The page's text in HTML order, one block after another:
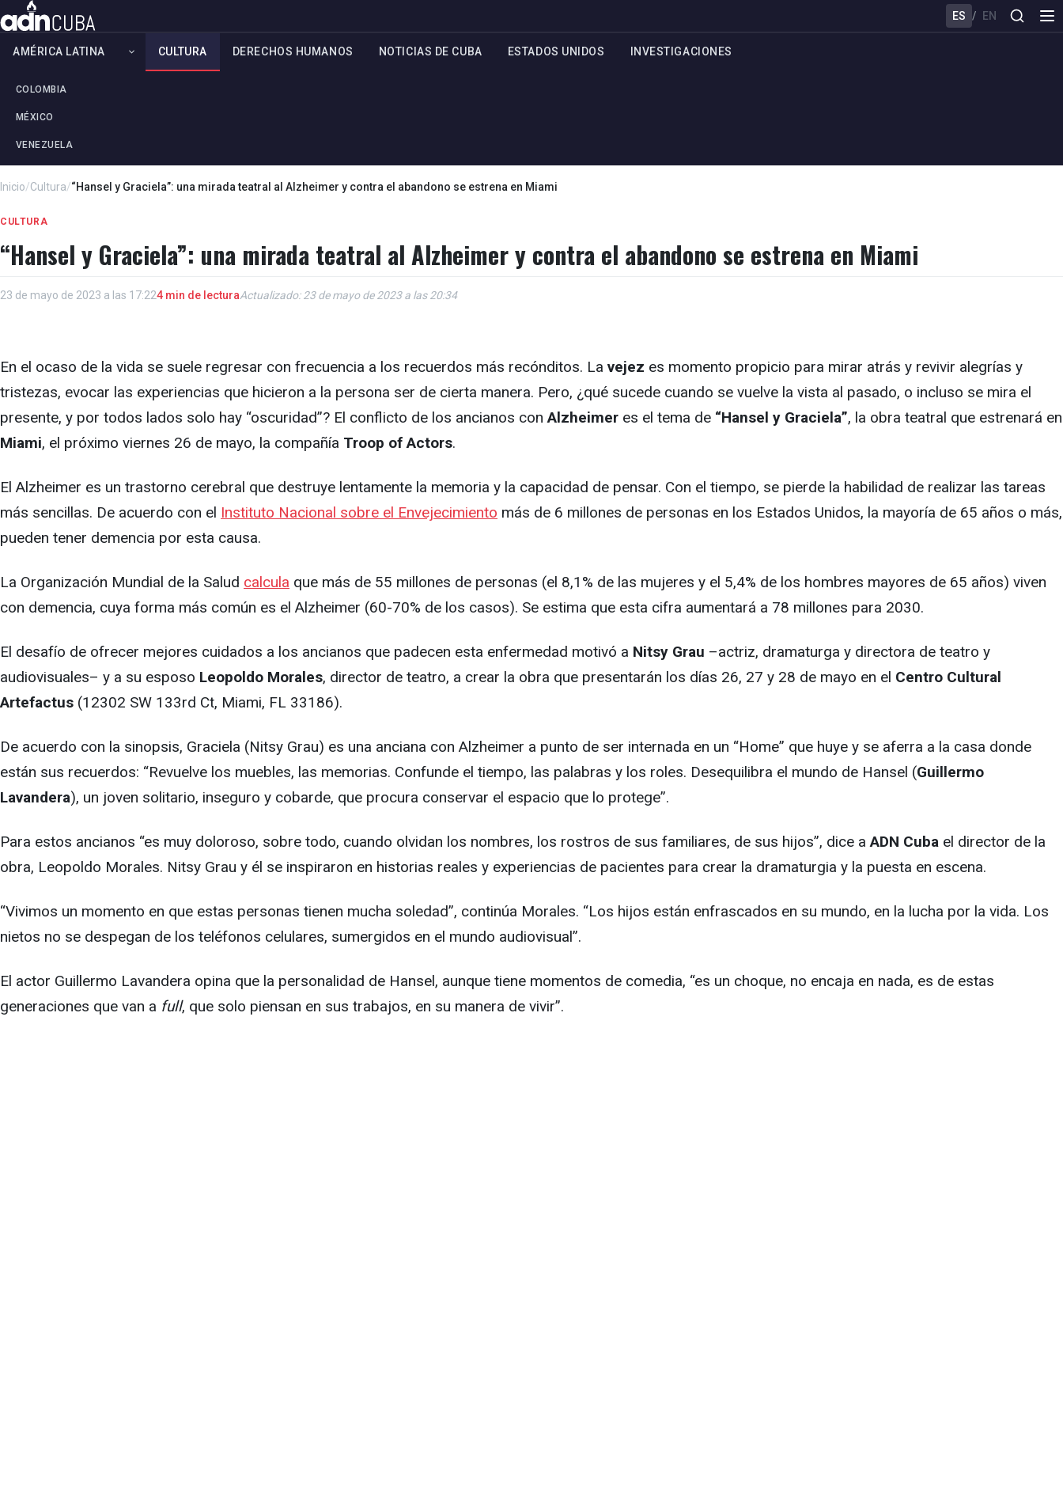
ES / EN
AMÉRICA LATINA
COLOMBIA
MÉXICO
VENEZUELA
CULTURA DERECHOS HUMANOS NOTICIAS DE CUBA ESTADOS UNIDOS INVESTIGACIONES
Inicio/Cultura/“Hansel y Graciela”: una mirada teatral al Alzheimer y contra el abandono se estrena en Miami
CULTURA
“Hansel y Graciela”: una mirada teatral al Alzheimer y contra el abandono se estrena en Miami
23 de mayo de 2023 a las 17:224 min de lecturaActualizado: 23 de mayo de 2023 a las 20:34
En el ocaso de la vida se suele regresar con frecuencia a los recuerdos más recónditos. La vejez es momento propicio para mirar atrás y revivir alegrías y
tristezas, evocar las experiencias que hicieron a la persona ser de cierta manera. Pero, ¿qué sucede cuando se vuelve la vista al pasado, o incluso se mira el
presente, y por todos lados solo hay “oscuridad”? El conflicto de los ancianos conAlzheimer es el tema de “Hansel y Graciela”, la obra teatral que estrenará en
Miami, el próximo viernes 26 de mayo, la compañía Troop of Actors.
El Alzheimer es un trastorno cerebral que destruye lentamente la memoria y la capacidad de pensar. Con el tiempo, se pierde la habilidad de realizar las tareas
más sencillas. De acuerdo con el Instituto Nacional sobre el Envejecimiento más de 6 millones de personas en los Estados Unidos, la mayoría de 65 años o más,
pueden tener demencia por esta causa.
La Organización Mundial de la Salud calcula que más de 55 millones de personas (el 8,1% de las mujeres y el 5,4% de los hombres mayores de 65 años) viven
con demencia, cuya forma más común es el Alzheimer (60-70% de los casos). Se estima que esta cifra aumentará a 78 millones para 2030.
El desafío de ofrecer mejores cuidados a los ancianos que padecen esta enfermedad motivó a Nitsy Grau –actriz, dramaturga y directora de teatro y
audiovisuales– y a su esposo Leopoldo Morales, director de teatro, a crear la obra que presentarán los días 26, 27 y 28 de mayo en el Centro Cultural
Artefactus (12302 SW 133rd Ct, Miami, FL 33186).
De acuerdo con la sinopsis, Graciela (Nitsy Grau) es una anciana con Alzheimer a punto de ser internada en un “Home” que huye y se aferra a la casa donde
están sus recuerdos: “Revuelve los muebles, las memorias. Confunde el tiempo, las palabras y los roles. Desequilibra el mundo de Hansel (Guillermo
Lavandera), un joven solitario, inseguro y cobarde, que procura conservar el espacio que lo protege”.
Para estos ancianos “es muy doloroso, sobre todo, cuando olvidan los nombres, los rostros de sus familiares, de sus hijos”, dice aADN Cuba el director de la
obra, Leopoldo Morales. Nitsy Grau y él se inspiraron en historias reales y experiencias de pacientes para crear la dramaturgia y la puesta en escena.
“Vivimos un momento en que estas personas tienen mucha soledad”, continúa Morales. “Los hijos están enfrascados en su mundo, en la lucha por la vida. Los
nietos no se despegan de los teléfonos celulares, sumergidos en el mundo audiovisual”.
El actor Guillermo Lavandera opina que la personalidad de Hansel, aunque tiene momentos de comedia, “es un choque, no encaja en nada, es de estas
generaciones que van a full, que solo piensan en sus trabajos, en su manera de vivir”.